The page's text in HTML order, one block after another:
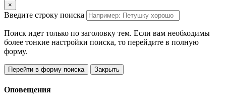
×
Введите строку поиска
Поиск идет только по заголовку тем. Если вам необходимы
более тонкие настройки поиска, то перейдите в полную
форму.
Перейти в форму поиска Закрыть
Оповещения